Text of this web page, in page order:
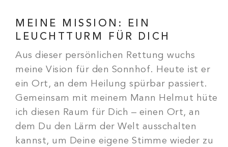
MEINE MISSION: EIN
LEUCHTTURM FÜR DICH
Aus dieser persönlichen Rettung wuchs
meine Vision für den Sonnhof. Heute ist er
ein Ort, an dem Heilung spürbar passiert.
Gemeinsam mit meinem Mann Helmut hüte
ich diesen Raum für Dich – einen Ort, an
dem Du den Lärm der Welt ausschalten
kannst, um Deine eigene Stimme wieder zu